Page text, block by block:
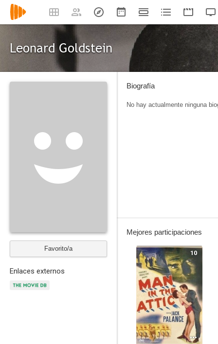
Leonard Goldstein
Favorito/a
Enlaces externos
Biografía
No hay actualmente ninguna
Mejores participaciones
10